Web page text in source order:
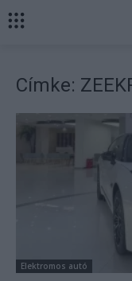
Címke:
Elektromos autó